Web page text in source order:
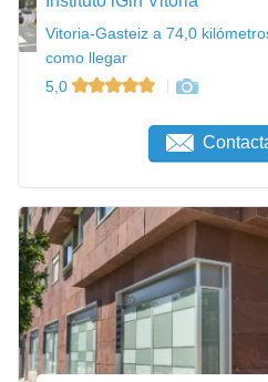
Vitoria-Gasteiz a 74,0
como llegar
5,0